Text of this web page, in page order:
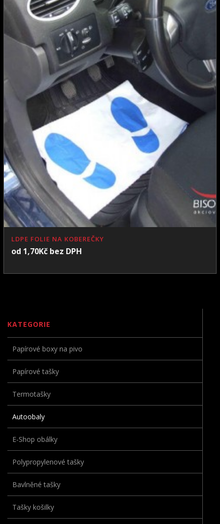
LDPE FOLIE NA KOBEREČKY
od 1,70Kč bez DPH
KATEGORIE
Papírové boxy na pivo
Papírové tašky
Termotašky
Autoobaly
E-Shop obálky
Polypropylenové tašky
Bavlněné tašky
Tašky košilky